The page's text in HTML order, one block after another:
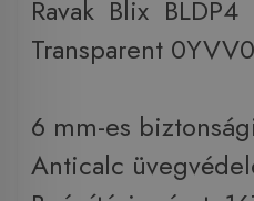
Ravak Blix
Transparent
6 mm-es
Anticalc